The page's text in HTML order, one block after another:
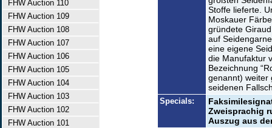
FHW Auction 110
FHW Auction 109
FHW Auction 108
FHW Auction 107
FHW Auction 106
FHW Auction 105
FHW Auction 104
FHW Auction 103
FHW Auction 102
FHW Auction 101
Stoffe lieferte.
Moskauer
gründete
auf
eine eigene
die Manufaktur
Bezeichnung
genannt) weiter
seidenen
Specials:
Zweisprachig
Auszug aus